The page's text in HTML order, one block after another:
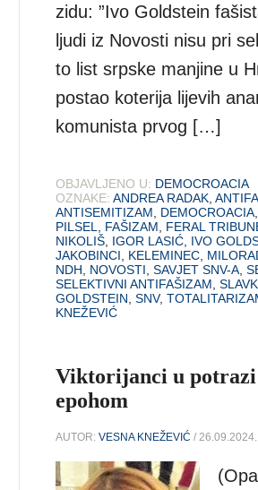
zidu: ”Ivo Goldstein
ljudi iz Novosti nisu pri
to list srpske manjine u
postao koterija lijevih
komunista prvog […]
OBJAVLJENO U: DEMOCROACIA
OZNAKE: ANDREA RADAK ,
ANTISEMITIZAM
DEMOCROACIA
PILSEL
FAŠIZAM FERAL
NIKOLIŠ IGOR LASIĆ IVO
JAKOBINCI
KELEMINEC
NDH
NOVOSTI ,SAVJET SNV-A ,
SELEKTIVNI ANTIFAŠIZAM ,
GOLDSTEIN ,SNV,
KNEŽEVIĆ
Viktorijanci u potrazi
epohom
AUTOR:VESNA KNEŽEVIĆ / 26.09.2024.